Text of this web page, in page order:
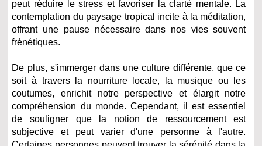
peut réduire le stress et favoriser la clarté mentale. La
contemplation du paysage tropical incite à la méditation,
offrant une pause nécessaire dans nos vies souvent
frénétiques.
De plus, s'immerger dans une culture différente, que ce
soit à travers la nourriture locale, la musique ou les
coutumes, enrichit notre perspective et élargit notre
compréhension du monde. Cependant, il est essentiel
de souligner que la notion de ressourcement est
subjective et peut varier d'une personne à l'autre.